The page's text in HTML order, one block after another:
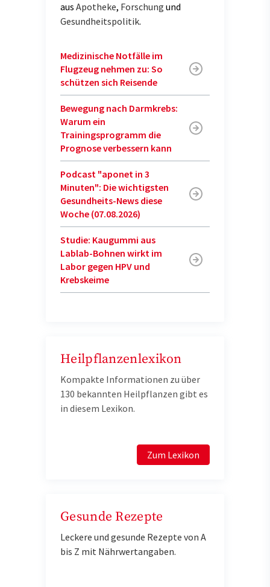
aus Apotheke, Forschung und
Gesundheitspolitik.
Medizinische Notfälle im
Flugzeug nehmen zu: So
schützen sich Reisende
Bewegung nach Darmkrebs:
Warum ein
Trainingsprogramm die
Prognose verbessern kann
Podcast "aponet in 3
Minuten": Die wichtigsten
Gesundheits-News diese
Woche (07.08.2026)
Studie: Kaugummi aus
Lablab-Bohnen wirkt im
Labor gegen HPV und
Krebskeime
Heilpflanzenlexikon
Kompakte Informationen zu über
130 bekannten Heilpflanzen gibt es
in diesem Lexikon.
Zum Lexikon
Gesunde Rezepte
Leckere und gesunde Rezepte von A
bis Z mit Nährwertangaben.